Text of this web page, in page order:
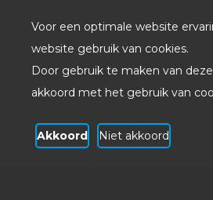
Voor een optimale website
website gebruik van cookies.
Door gebruik te maken van
akkoord met het gebruik van
Akkoord Niet akkoord